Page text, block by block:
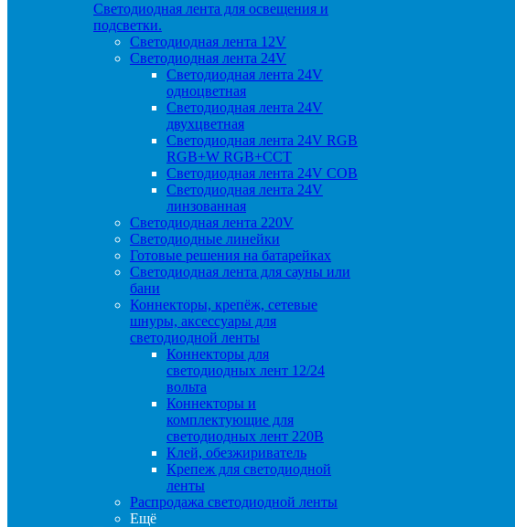
Светодиодная лента для освещения и
подсветки.
Светодиодная лента 12V
Светодиодная лента 24V
Светодиодная лента 24V
одноцветная
Светодиодная лента 24V
двухцветная
Светодиодная лента 24V RGB
RGB+W RGB+CCT
Светодиодная лента 24V COB
Светодиодная лента 24V
линзованная
Светодиодная лента 220V
Светодиодные линейки
Готовые решения на батарейках
Светодиодная лента для сауны или
бани
Коннекторы, крепёж, сетевые
шнуры, аксессуары для
светодиодной ленты
Коннекторы для
светодиодных лент 12/24
вольта
Коннекторы и
комплектующие для
светодиодных лент 220В
Клей, обезжириватель
Крепеж для светодиодной
ленты
Распродажа светодиодной ленты
Ещё